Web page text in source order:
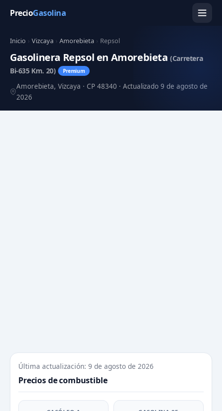
PrecioGasolina
Inicio › Vizcaya › Amorebieta › Repsol
Gasolinera Repsol en Amorebieta(Carretera
Bi-635 Km. 20)
Premium
Amorebieta, Vizcaya · CP 48340 · Actualizado 9 de agosto de
2026
Última actualización: 9 de agosto de 2026
Precios de combustible